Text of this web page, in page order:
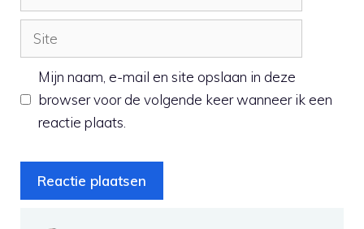
Site
Mijn naam, e-mail en site opslaan in deze
browser voor de volgende keer wanneer ik een
reactie plaats.